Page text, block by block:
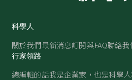
科學人
關於我們最新消息訂閱與FAQ聯絡我
行家領路
總編輯的話我是企業家，也是科學人